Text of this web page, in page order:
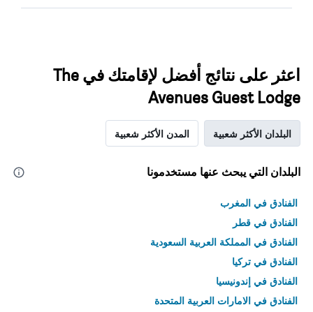
اعثر على نتائج أفضل لإقامتك في The
Avenues Guest Lodge
البلدان الأكثر شعبية المدن الأكثر شعبية
البلدان التي يبحث عنها مستخدمونا
الفنادق في المغرب
الفنادق في قطر
الفنادق في المملكة العربية السعودية
الفنادق في تركيا
الفنادق في إندونيسيا
الفنادق في الامارات العربية المتحدة